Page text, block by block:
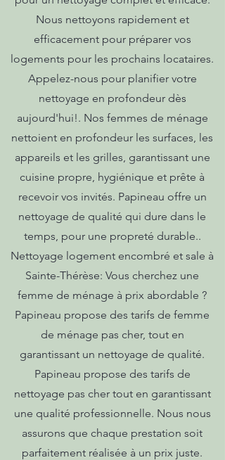
Nous nettoyons rapidement et
efficacement pour préparer vos
logements pour les prochains locataires.
Appelez-nous pour planifier votre
nettoyage en profondeur dès
aujourd'hui!. Nos femmes de ménage
nettoient en profondeur les surfaces, les
appareils et les grilles, garantissant une
cuisine propre, hygiénique et prête à
recevoir vos invités. Papineau offre un
nettoyage de qualité qui dure dans le
temps, pour une propreté durable..
Nettoyage logement encombré et sale à
Sainte-Thérèse: Vous cherchez une
femme de ménage à prix abordable ?
Papineau propose des tarifs de femme
de ménage pas cher, tout en
garantissant un nettoyage de qualité.
Papineau propose des tarifs de
nettoyage pas cher tout en garantissant
une qualité professionnelle. Nous nous
assurons que chaque prestation soit
parfaitement réalisée à un prix juste.